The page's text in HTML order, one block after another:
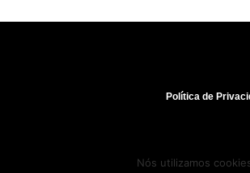
Política de
Nós utilizamos